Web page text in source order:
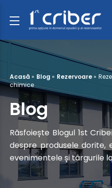
Acasă » Blog »Rezervoare»
chimice
Blog
Răsfoiește Blogul 1st
despre produsele dorite,
evenimentele și târgurile